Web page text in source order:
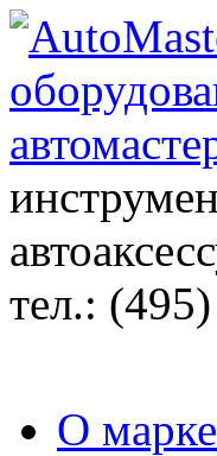
тел.:
О марке